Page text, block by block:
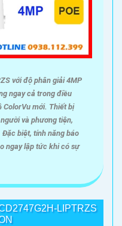
với độ phân giải 4MP
ngay cả trong điều
ColorVu mới. Thiết bị
và phương tiện,
biệt, tính năng báo
ngay lập tức khi có sự
LIPTRZS